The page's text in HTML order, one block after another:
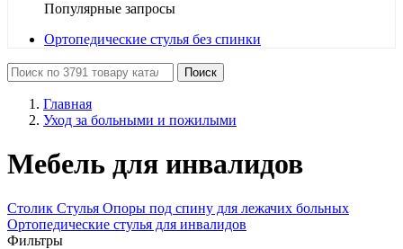
Популярные запросы
Ортопедические стулья без спинки
Поиск
Главная
Уход за больными и пожилыми
Мебель для инвалидов
Столик Стулья Опоры под спину для лежачих больных
Ортопедические стулья для инвалидов
Фильтры